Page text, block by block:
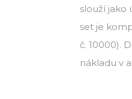
slouží jako
set je
č. 10000).
nákladu v